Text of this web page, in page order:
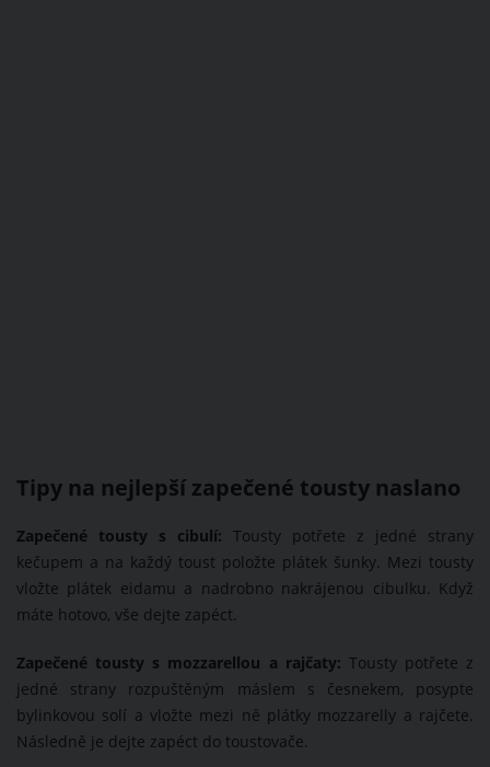
Tipy na nejlepší zapečené tousty naslano
Zapečené tousty s cibulí: Tousty potřete z jedné strany
kečupem a na každý toust položte plátek šunky. Mezi tousty
vložte plátek eidamu a nadrobno nakrájenou cibulku. Když
máte hotovo, vše dejte zapéct.
Zapečené tousty s mozzarellou a rajčaty: Tousty potřete z
jedné strany rozpuštěným máslem s česnekem, posypte
bylinkovou solí a vložte mezi ně plátky mozzarelly a rajčete.
Následně je dejte zapéct do toustovače.